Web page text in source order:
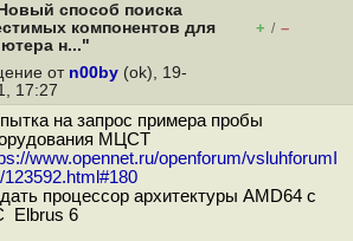
способ поиска
компонентов для
н..."
+ / –
от n00by (ok), 19-
17:27
на запрос примера пробы
МЦСТ
www.opennet.ru/openforum/vsluhforumI
123592.html#180
процессор архитектуры AMD64 с
Elbrus 6